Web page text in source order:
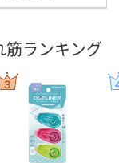
筋ランキング